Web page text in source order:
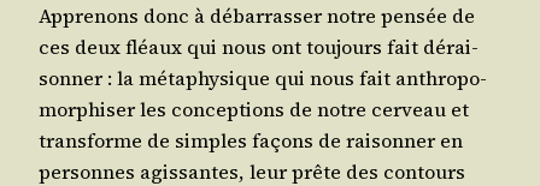
Appre­nons donc à débar­ras­ser notre pen­sée de
ces deux fléaux qui nous ont tou­jours fait dérai­
son­ner : la méta­phy­sique qui nous fait anthro­po­
mor­phi­ser les concep­tions de notre cer­veau et
trans­forme de simples façons de rai­son­ner en
per­sonnes agis­santes, leur prête des contours